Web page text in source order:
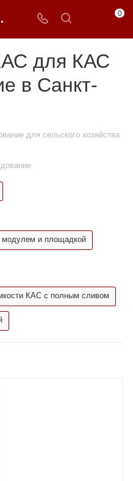
| 0FFER 0
для КАС
в Санкт-
для сельского хозяйства
модулем и площадкой
КАС с полным сливом